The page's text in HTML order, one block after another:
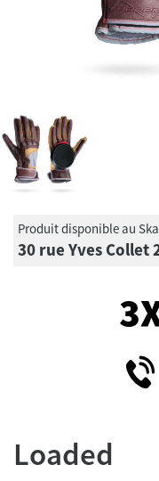
Produit disponible au
30 rue Yves Collet
Loaded